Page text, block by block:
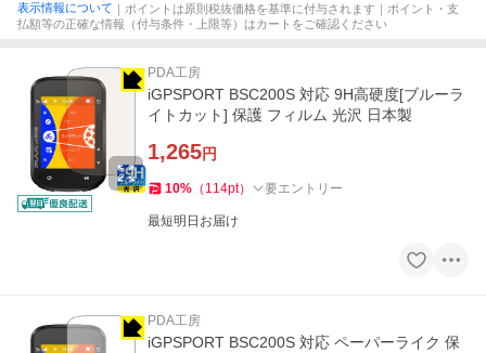
表示情報について ｜ポイントは原則税抜価格を基準に付与されます｜ポイント・支
払額等の正確な情報（付与条件・上限等）はカートをご確認ください
PDA工房
iGPSPORT BSC200S 対応 9H高硬度[ブルーラ
イトカット] 保護 フィルム 光沢 日本製
1,265円
10% （ 114pt） 要エントリー
最短明日お届け
PDA工房
iGPSPORT BSC200S 対応 ペーパーライク 保